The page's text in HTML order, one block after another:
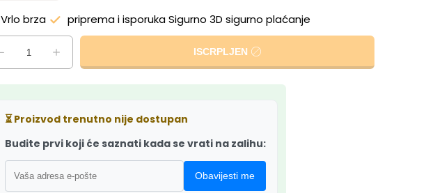
Vrlo brza priprema i isporuka Sigurno 3D sigurno plaćanje
ISCRPLJEN
⏳Proizvod trenutno nije dostupan
Budite prvi koji će saznati kada se vrati na zalihu:
Obavijesti me